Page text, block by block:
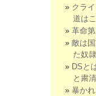
クラ
道は
革命
敵は
た奴
DSと
と粛清
暴か